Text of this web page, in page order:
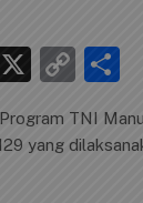
X
C
p
TNI
yang